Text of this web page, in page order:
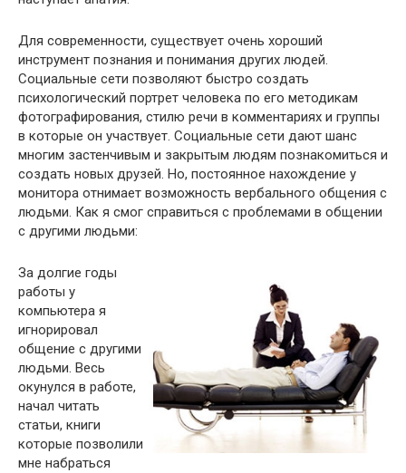
Для современности, существует очень хороший
инструмент познания и понимания других людей.
Социальные сети позволяют быстро создать
психологический портрет человека по его методикам
фотографирования, стилю речи в комментариях и группы
в которые он участвует. Социальные сети дают шанс
многим застенчивым и закрытым людям познакомиться и
создать новых друзей. Но, постоянное нахождение у
монитора отнимает возможность вербального общения с
людьми. Как я смог справиться с проблемами в общении
с другими людьми:
За долгие годы
работы у
компьютера я
игнорировал
общение с другими
людьми. Весь
окунулся в работе,
начал читать
статьи, книги
которые позволили
мне набраться